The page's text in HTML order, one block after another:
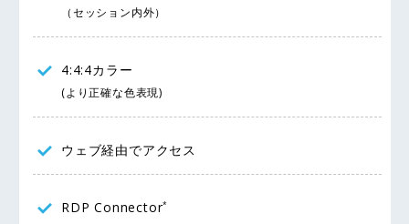
（セッション内外）
4:4:4カラー
(より正確な色表現)
ウェブ経由でアクセス
RDP Connector*